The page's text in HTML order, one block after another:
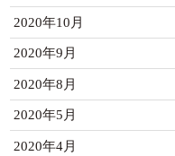
2020年10月
2020年9月
2020年8月
2020年5月
2020年4月